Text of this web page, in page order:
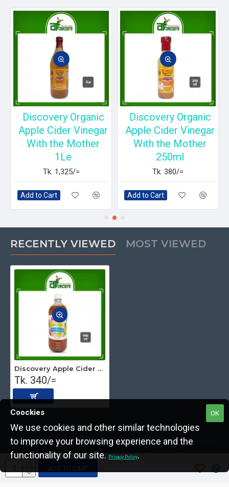
ADD TO CART
Discovery Organic
Apple Cider Vinegar
With the Mother
1Le
Tk. 1,325/=
Add to Cart
Discovery Organic
Apple Cider Vinegar
With the Mother
250ml
Tk. 380/=
Add to Cart
RECENTLY VIEWED MOST VIEWED
Discovery Apple Cider Vinegar – 946 ml
Tk. 340/=
Copyright © 2022, The Nut Seller, All Rights Reserved.
OK
Coockies
We use cookies and other similar technologies
to improve your browsing experience and the
functionality of our site. Privacy Policy.